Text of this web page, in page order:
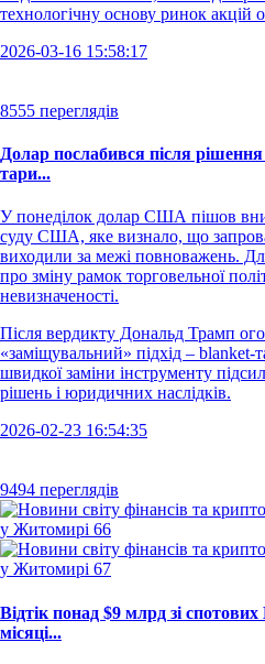
технологічну основу ринок акцій
2026-03-16 15:58:17
8555 переглядів
Долар послабився після
тари...
У понеділок долар США пішов
суду США, яке визнало, що
виходили за межі повноважень.
про зміну рамок торговельної
невизначеності.
Після вердикту Дональд Трамп
«заміщувальний» підхід –
швидкої заміни інструменту
рішень і юридичних наслідків.
2026-02-23 16:54:35
9494 переглядів
Відтік понад $9 млрд зі
місяці...